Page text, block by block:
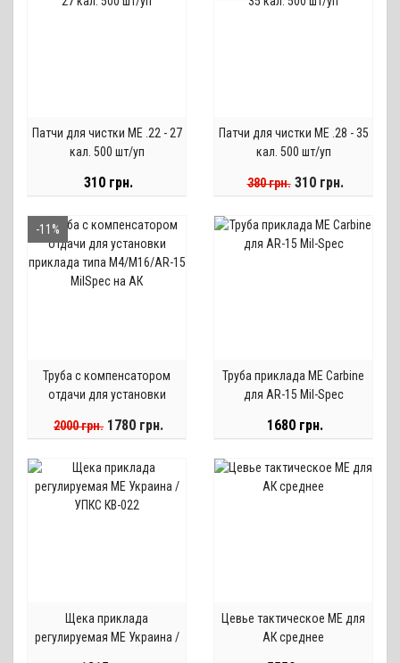
Патчи для чистки ME .22 - 27
кал. 500 шт/уп
310 грн.
Патчи для чистки ME .28 - 35
кал. 500 шт/уп
380 грн. 310 грн.
-11%
Труба с компенсатором
отдачи для установки
15 MilSpec на АК
2000 грн. 1780 грн.
Труба приклада ME Carbine
для AR-15 Mil-Spec
1680 грн.
Щека приклада
регулируемая МЕ Украина /
Цевье тактическое МЕ для
АК среднее